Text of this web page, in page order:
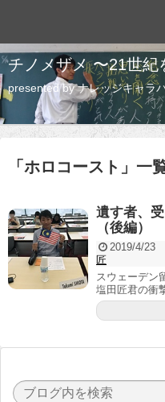
チノメザメ 〜21世紀
presented by ナレッジキャラ
「 ホロコースト 」 一
遺す者、
（後編）
2019/4/23
匠
スウェーデン
塩田匠君の衝